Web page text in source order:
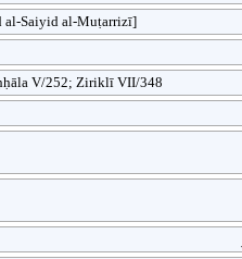
al-Saiyid al-Muṭarrizī]
V/252; Ziriklī VII/348